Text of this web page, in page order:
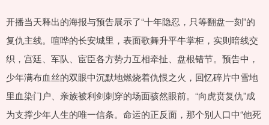
开播当天释出的海报与预告展示了“十年隐忍，只等翻盘一刻”的
复仇主线。喧哗的长安城里，表面歌舞升平牛掌柜，实则暗线交
织，宫廷、军队、宦臣各方势力互相牵扯、盘根错节。预告中，
少年满布血丝的双眼中沉默地燃烧着仇恨之火，回忆碎片中雪地
里血染门户、亲族被利剑刺穿的场面骇然眼前。“向虎贲复仇”成
为支撑少年人生的唯一信条。命运的正反面，那个别人口中“他死